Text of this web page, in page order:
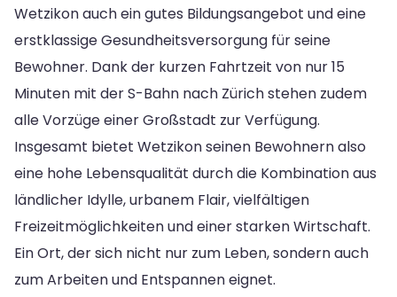
Wetzikon auch ein gutes Bildungsangebot und eine
erstklassige Gesundheitsversorgung für seine
Bewohner. Dank der kurzen Fahrtzeit von nur 15
Minuten mit der S-Bahn nach Zürich stehen zudem
alle Vorzüge einer Großstadt zur Verfügung.
Insgesamt bietet Wetzikon seinen Bewohnern also
eine hohe Lebensqualität durch die Kombination aus
ländlicher Idylle, urbanem Flair, vielfältigen
Freizeitmöglichkeiten und einer starken Wirtschaft.
Ein Ort, der sich nicht nur zum Leben, sondern auch
zum Arbeiten und Entspannen eignet.